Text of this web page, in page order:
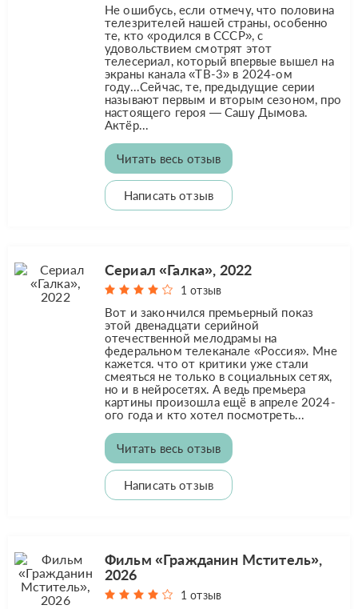
Не ошибусь, если отмечу, что половина
телезрителей нашей страны, особенно
те, кто «родился в СССР», с
удовольствием смотрят этот
телесериал, который впервые вышел на
экраны канала «ТВ-3» в 2024-ом
году...Сейчас, те, предыдущие серии
называют первым и вторым сезоном, про
настоящего героя — Сашу Дымова.
Актёр...
Читать весь отзыв
Написать отзыв
Сериал «Галка», 2022
1 отзыв
Вот и закончился премьерный показ
этой двенадцати серийной
отечественной мелодрамы на
федеральном телеканале «Россия». Мне
кажется. что от критики уже стали
смеяться не только в социальных сетях,
но и в нейросетях. А ведь премьера
картины произошла ещё в апреле 2024-
ого года и кто хотел посмотреть...
Читать весь отзыв
Написать отзыв
Фильм «Гражданин Мститель»,
2026
1 отзыв